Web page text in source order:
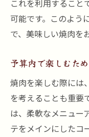
これを利用すること
可能です。このよう
で、美味しい焼肉を
予算内で楽しむた
焼肉を楽しむ際には
を考えることも重要
は、柔軟なメニュー
テをメインにしたコ